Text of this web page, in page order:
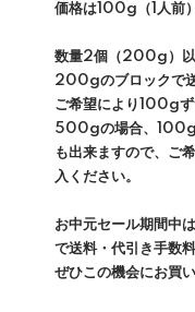
価格は100g（1人前
数量2個（200g）以
200gのブロックで送
ご希望により100gず
500gの場合、100g
も出来ますので、ご
入ください。
お中元セール期間中
で送料・代引き手数
ぜひこの機会にお買